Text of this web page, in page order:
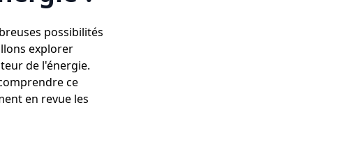
possibilités
explorer
de l'énergie.
ce
en revue les